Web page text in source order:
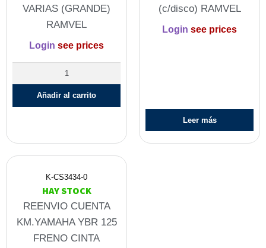
VARIAS (GRANDE)
RAMVEL
Login see prices
Añadir al carrito
(c/disco) RAMVEL
Login see prices
Leer más
K-CS3434-0
HAY STOCK
REENVIO CUENTA
KM.YAMAHA YBR 125
FRENO CINTA